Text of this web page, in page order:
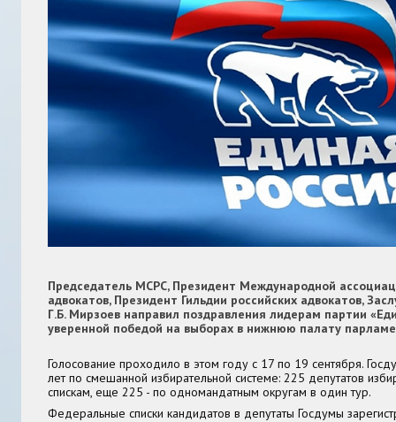
Председатель МСРС, Президент Международной
адвокатов, Президент Гильдии российских адвокатов,
Г.Б. Мирзоев направил поздравления лидерам партии
уверенной победой на выборах в нижнюю палату
Голосование проходило в этом году с 17 по 19 сентября.
лет по смешанной избирательной системе: 225 депутатов
спискам, еще 225 - по одномандатным округам в один тур.
Федеральные списки кандидатов в депутаты Госдумы